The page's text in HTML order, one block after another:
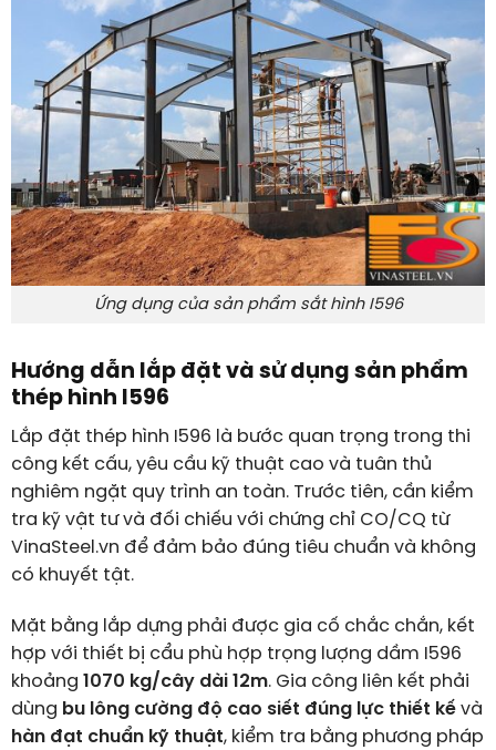
Ứng dụng của sản phẩm sắt hình I596
Hướng dẫn lắp đặt và sử dụng sản phẩm
thép hình I596
Lắp đặt thép hình I596 là bước quan trọng trong thi
công kết cấu, yêu cầu kỹ thuật cao và tuân thủ
nghiêm ngặt quy trình an toàn. Trước tiên, cần kiểm
tra kỹ vật tư và đối chiếu với chứng chỉ CO/CQ từ
VinaSteel.vn để đảm bảo đúng tiêu chuẩn và không
có khuyết tật.
Mặt bằng lắp dựng phải được gia cố chắc chắn, kết
hợp với thiết bị cẩu phù hợp trọng lượng dầm I596
khoảng 1070 kg/cây dài 12m. Gia công liên kết phải
dùng bu lông cường độ cao siết đúng lực thiết kếvà
hàn đạt chuẩn kỹ thuật, kiểm tra bằng phương pháp